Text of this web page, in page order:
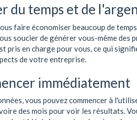
du temps et de
faire économiser beaucoup de
soucier de générer vous-même des
pris en charge pour vous, ce qui
de votre entreprise.
immédiatement
vous pouvez commencer à
des mois pour voir les résultats.